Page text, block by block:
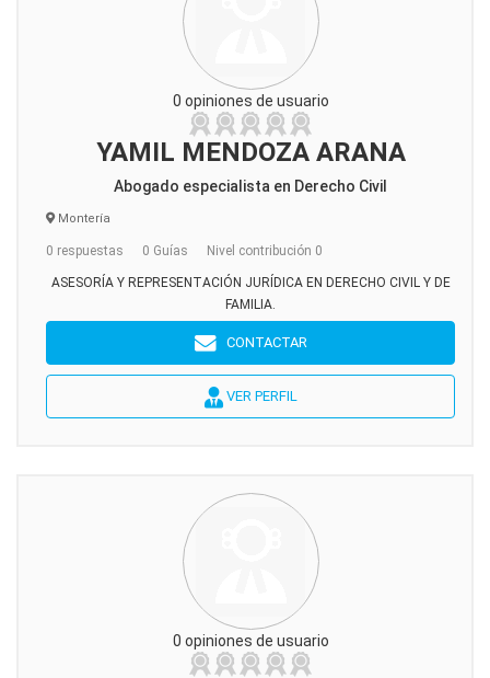
0 opiniones de usuario
YAMIL MENDOZA ARANA
Abogado especialista en Derecho Civil
Montería
0 respuestas 0 Guías Nivel contribución 0
ASESORÍA Y REPRESENTACIÓN JURÍDICA EN DERECHO CIVIL Y DE
FAMILIA.
CONTACTAR
VER PERFIL
0 opiniones de usuario